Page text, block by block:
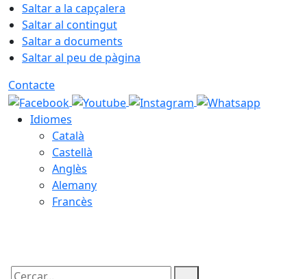
Saltar a la capçalera
Saltar al contingut
Saltar a documents
Saltar al peu de pàgina
Contacte
Idiomes
Català
Castellà
Anglès
Alemany
Francès